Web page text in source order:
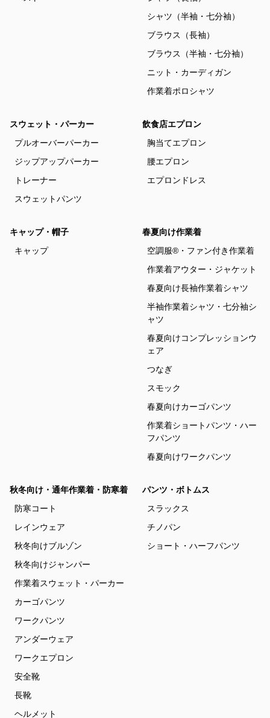
シャツ（半袖・七分袖）
ブラウス（長袖）
ブラウス（半袖・七分袖）
ニット・カーディガン
作業着ポロシャツ
スウェット・パーカー
プルオーバーパーカー
ジップアップパーカー
トレーナー
スウェットパンツ
飲食店エプロン
胸当てエプロン
腰エプロン
エプロンドレス
キャップ・帽子
キャップ
春夏向け作業着
空調服®・ファン付き作業着
作業着アウター・ジャケット
春夏向け長袖作業着シャツ
半袖作業着シャツ・七分袖シ
ャツ
春夏向けコンプレッションウ
ェア
つなぎ
スモック
春夏向けカーゴパンツ
作業着ショートパンツ・ハー
フパンツ
春夏向けワークパンツ
秋冬向け・通年作業着・防寒着
防寒コート
レインウェア
秋冬向けブルゾン
秋冬向けジャンパー
作業着スウェット・パーカー
カーゴパンツ
ワークパンツ
アンダーウェア
ワークエプロン
安全靴
長靴
ヘルメット
パンツ・ボトムス
スラックス
チノパン
ショート・ハーフパンツ